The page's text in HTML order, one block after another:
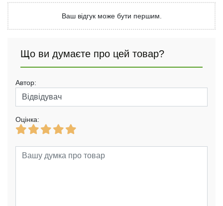
Ваш відгук може бути першим.
Що ви думаєте про цей товар?
Автор:
Оцінка: